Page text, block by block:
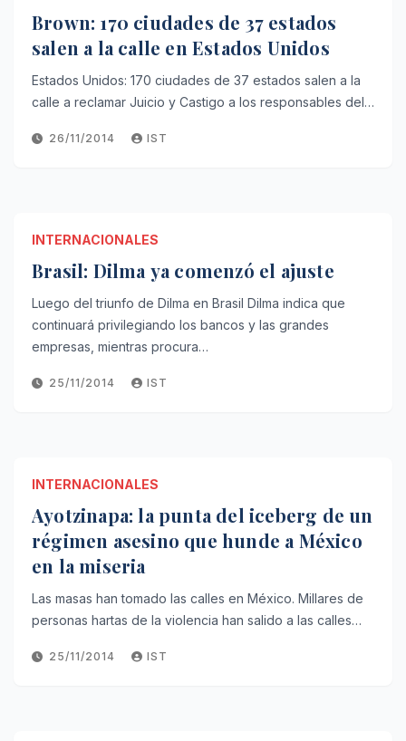
Brown: 170 ciudades de 37 estados
salen a la calle en Estados Unidos
Estados Unidos: 170 ciudades de 37 estados salen a la
calle a reclamar Juicio y Castigo a los responsables del…
26/11/2014 IST
INTERNACIONALES
Brasil: Dilma ya comenzó el ajuste
Luego del triunfo de Dilma en Brasil Dilma indica que
continuará privilegiando los bancos y las grandes
empresas, mientras procura…
25/11/2014 IST
INTERNACIONALES
Ayotzinapa: la punta del iceberg de un
régimen asesino que hunde a México
en la miseria
Las masas han tomado las calles en México. Millares de
personas hartas de la violencia han salido a las calles…
25/11/2014 IST